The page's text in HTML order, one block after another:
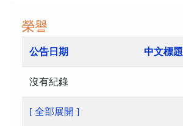
榮譽
公告日期 中文標題
沒有紀錄
[ 全部展開 ]